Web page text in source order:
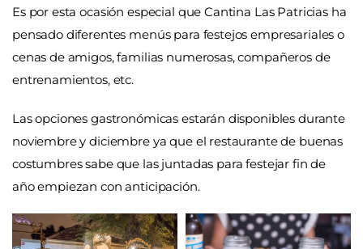
Es por esta ocasión especial que Cantina Las Patricias ha
pensado diferentes menús para festejos empresariales o
cenas de amigos, familias numerosas, compañeros de
entrenamientos, etc.
Las opciones gastronómicas estarán disponibles durante
noviembre y diciembre ya que el restaurante de buenas
costumbres sabe que las juntadas para festejar fin de
año empiezan con anticipación.